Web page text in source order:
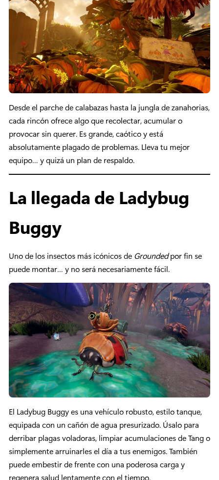
Desde el parche de calabazas hasta la jungla de zanahorias,
cada rincón ofrece algo que recolectar, acumular o
provocar sin querer. Es grande, caótico y está
absolutamente plagado de problemas. Lleva tu mejor
equipo… y quizá un plan de respaldo.
La llegada de Ladybug
Buggy
Uno de los insectos más icónicos de Groundedpor fin se
puede montar… y no será necesariamente fácil.
El Ladybug Buggy es una vehículo robusto, estilo tanque,
equipada con un cañón de agua presurizado. Úsalo para
derribar plagas voladoras, limpiar acumulaciones de Tang o
simplemente arruinarles el día a tus enemigos. También
puede embestir de frente con una poderosa carga y
regenera salud lentamente con el tiempo.